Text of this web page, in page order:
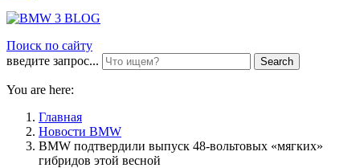
Поиск по сайту
введите запрос...
Search
You are here:
Главная
Новости BMW
BMW подтвердили выпуск 48-вольтовых «мягких»
гибридов этой весной